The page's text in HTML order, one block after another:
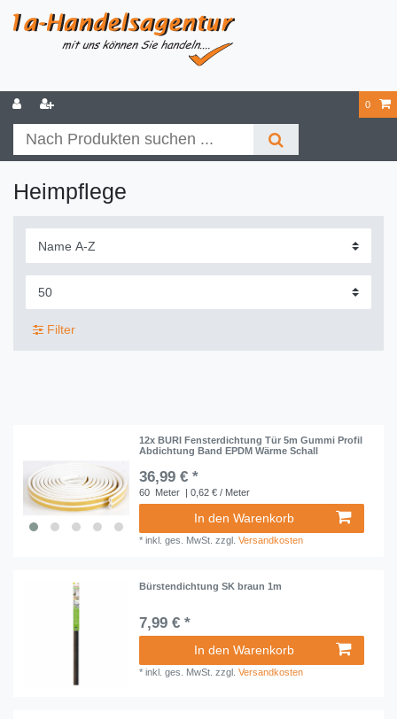
0
Heimpflege
Filter
12x BURI Fensterdichtung Tür 5m Gummi Profil
Abdichtung Band EPDM Wärme Schall
36,99 € *
60 Meter | 0,62 € / Meter
In den Warenkorb
*inkl. ges. MwSt. zzgl.Versandkosten
Bürstendichtung SK braun 1m
7,99 € *
In den Warenkorb
*inkl. ges. MwSt. zzgl.Versandkosten